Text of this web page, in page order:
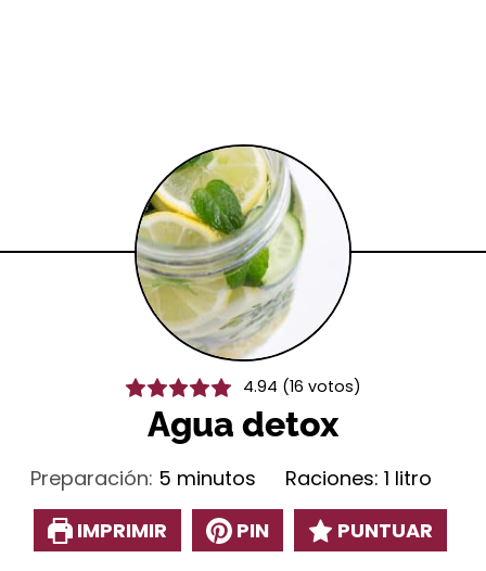
4.94 (16 votos)
Agua detox
Preparación: 5 minutos
minutos Raciones: 1 litro
IMPRIMIR
PIN PUNTUAR